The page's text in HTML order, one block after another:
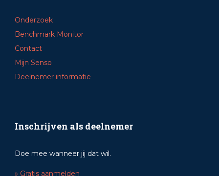
Onderzoek
Benchmark Monitor
Contact
Mijn Senso
Deelnemer informatie
Inschrijven als deelnemer
Doe mee wanneer jij dat wil.
» Gratis aanmelden